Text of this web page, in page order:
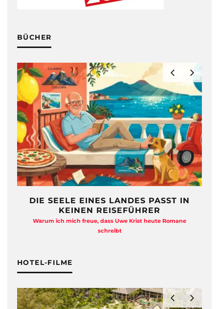
BÜCHER
DIE SEELE EINES LANDES PASST IN
KEINEN REISEFÜHRER
Warum ich mich freue, dass Uwe Krist heute Romane
schreibt
HOTEL-FILME